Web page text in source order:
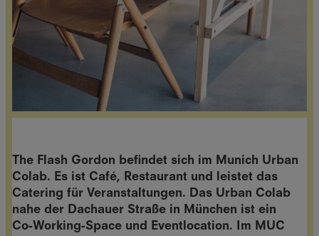
The Flash Gordon befindet sich im Munich Urban
Colab. Es ist Café, Restaurant und leistet das
Catering für Veranstaltungen. Das Urban Colab
nahe der Dachauer Straße in München ist ein
Co-Working-Space und Eventlocation. Im MUC